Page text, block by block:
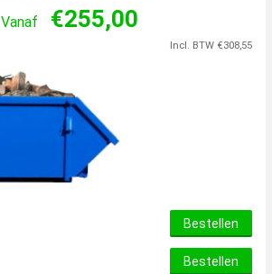
Vanaf €255,00
Incl. BTW €308,55
Bestellen
Bestellen